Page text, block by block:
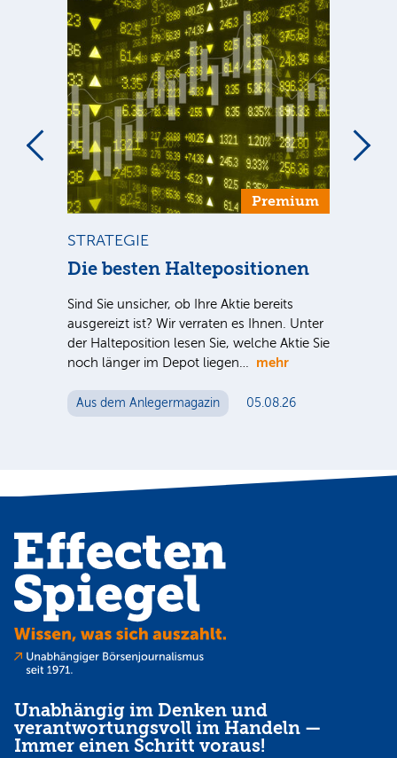
Premium
STRATEGIE
Die besten Haltepositionen
Sind Sie unsicher, ob Ihre Aktie bereits
ausgereizt ist? Wir verraten es Ihnen. Unter
der Halteposition lesen Sie, welche Aktie Sie
noch länger im Depot liegen… mehr
Aus dem Anlegermagazin 05.08.26
Unabhängig im Denken und
verantwortungsvoll im Handeln —
Immer einen Schritt voraus!